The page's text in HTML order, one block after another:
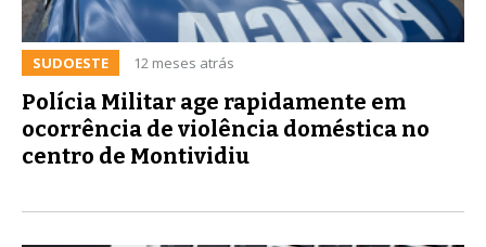
SUDOESTE 12 meses atrás
Polícia Militar age rapidamente em
ocorrência de violência doméstica no
centro de Montividiu